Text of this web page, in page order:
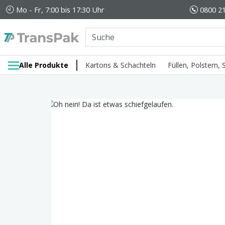
Mo - Fr, 7:00 bis 17:30 Uhr 0800
Alle Produkte Kartons & Schachteln Füllen, Polstern,